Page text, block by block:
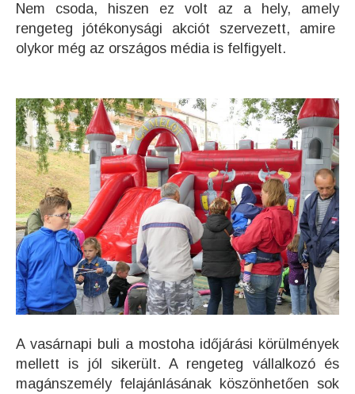
Nem csoda, hiszen ez volt az a hely, amely
rengeteg jótékonysági akciót szervezett, amire
olykor még az országos média is felfigyelt.
A vasárnapi buli a mostoha időjárási körülmények
mellett is jól sikerült. A rengeteg vállalkozó és
magánszemély felajánlásának köszönhetően sok